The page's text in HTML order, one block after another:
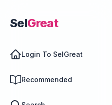
SelGreat
Login To SelGreat
Recommended